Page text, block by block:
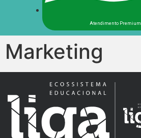
Atendimento Premium
Marketing